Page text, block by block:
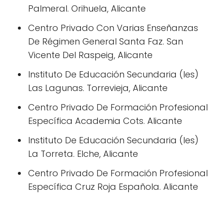
Palmeral. Orihuela, Alicante
Centro Privado Con Varias Enseñanzas
De Régimen General Santa Faz. San
Vicente Del Raspeig, Alicante
Instituto De Educación Secundaria (Ies)
Las Lagunas. Torrevieja, Alicante
Centro Privado De Formación Profesional
Específica Academia Cots. Alicante
Instituto De Educación Secundaria (Ies)
La Torreta. Elche, Alicante
Centro Privado De Formación Profesional
Específica Cruz Roja Española. Alicante